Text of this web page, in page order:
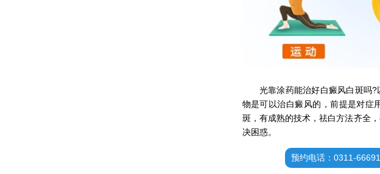
光靠涂药能治好白癜风白斑吗?
物是可以治白癜风的，前提是对症
斑，有成熟的技术，祛白方法齐全
决困惑。
预约电话：0311-
石家庄专治白斑医院
治疗白癜风便宜的医院
肚子上有几块白色斑块
小孩有白斑是怎么回事
石家庄治白癜风的正规